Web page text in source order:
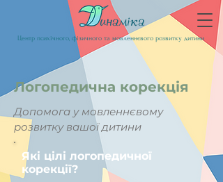
Центр психічного, фізичного та мовленнєвого розвитку дитини
Логопедична корекція
Допомога у мовленнєвому
розвитку вашої дитини
Які цілі логопедичної
корекції?